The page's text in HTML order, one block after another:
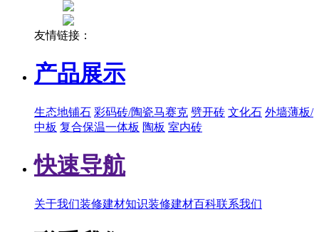
友情链接：
产品展示
生态地铺石 彩码砖/陶瓷马赛克 劈开砖 文化石 外墙薄板/
中板 复合保温一体板 陶板 室内砖
快速导航
关于我们装修建材知识装修建材百科联系我们